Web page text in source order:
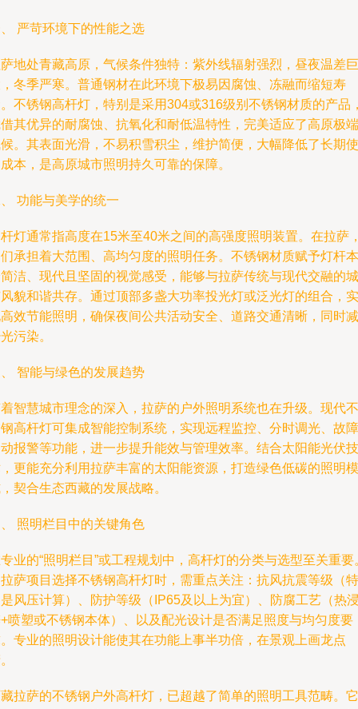
严苛环境下的性能之选
地处青藏高原，气候条件独特：紫外线辐射强烈，昼夜温差巨
冬季严寒。普通钢材在此环境下极易因腐蚀、冻融而缩短寿
不锈钢高杆灯，特别是采用304或316级别不锈钢材质的产品
其优异的耐腐蚀、抗氧化和耐低温特性，完美适应了高原极端
。其表面光滑，不易积雪积尘，维护简便，大幅降低了长期使
本，是高原城市照明持久可靠的保障。
功能与美学的统一
灯通常指高度在15米至40米之间的高强度照明装置。在拉萨
承担着大范围、高均匀度的照明任务。不锈钢材质赋予灯杆本
洁、现代且坚固的视觉感受，能够与拉萨传统与现代交融的城
貌和谐共存。通过顶部多盏大功率投光灯或泛光灯的组合，实
效节能照明，确保夜间公共活动安全、道路交通清晰，同时减
污染。
智能与绿色的发展趋势
智慧城市理念的深入，拉萨的户外照明系统也在升级。现代不
高杆灯可集成智能控制系统，实现远程监控、分时调光、故障
报警等功能，进一步提升能效与管理效率。结合太阳能光伏技
更能充分利用拉萨丰富的太阳能资源，打造绿色低碳的照明模
契合生态西藏的发展战略。
照明栏目中的关键角色
业的“照明栏目”或工程规划中，高杆灯的分类与选型至关重要
萨项目选择不锈钢高杆灯时，需重点关注：抗风抗震等级（特
风压计算）、防护等级（IP65及以上为宜）、防腐工艺（热
喷塑或不锈钢本体）、以及配光设计是否满足照度与均匀度要
专业的照明设计能使其在功能上事半功倍，在景观上画龙点
拉萨的不锈钢户外高杆灯，已超越了简单的照明工具范畴。它